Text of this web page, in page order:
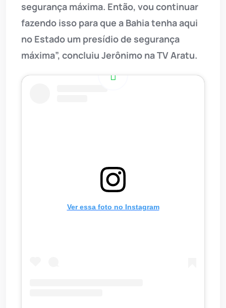
segurança máxima. Então, vou continuar
fazendo isso para que a Bahia tenha aqui
no Estado um presídio de segurança
máxima”, concluiu Jerônimo na TV Aratu.
Ver essa foto no Instagram